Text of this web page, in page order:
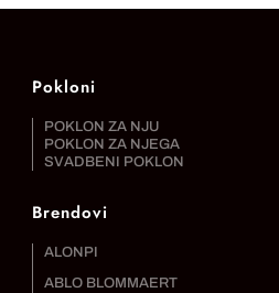
Pokloni
POKLON ZA NJU
POKLON ZA NJEGA
SVADBENI POKLON
Brendovi
ALONPI
ABLO BLOMMAERT